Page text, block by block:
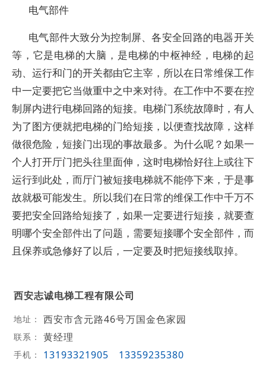
电气部件
电气部件大致分为控制屏、各安全回路的电器开关
等，它是电梯的大脑，是电梯的中枢神经，电梯的起
动、运行和门的开关都由它主宰，所以在日常维保工作
中一定要把它当做重中之中来对待。在工作中不要在控
制屏内进行电梯回路的短接。电梯门系统故障时，有人
为了图方便就把电梯的门给短接，以便查找故障，这样
做很危险，短接门出现的事故最多。为什么呢？如果一
个人打开厅门把头往里面伸，这时电梯恰好往上或往下
运行到此处，而厅门被短接电梯就不能停下来，于是事
故就极可能发生。所以我们在日常的维保工作中千万不
要把安全回路给短接了，如果一定要进行短接，就要查
明哪个安全部件出了问题，需要短接哪个安全部件，而
且保养或急修好了以后，一定要及时把短接线取掉。
西安志诚电梯工程有限公司
地址： 西安市含元路46号万国金色家园
联系： 黄经理
手机： 13193321905 13359235380